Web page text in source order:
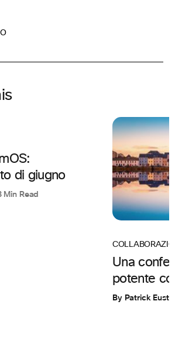
di giugno
Min Read
Una
potente
By Patrick